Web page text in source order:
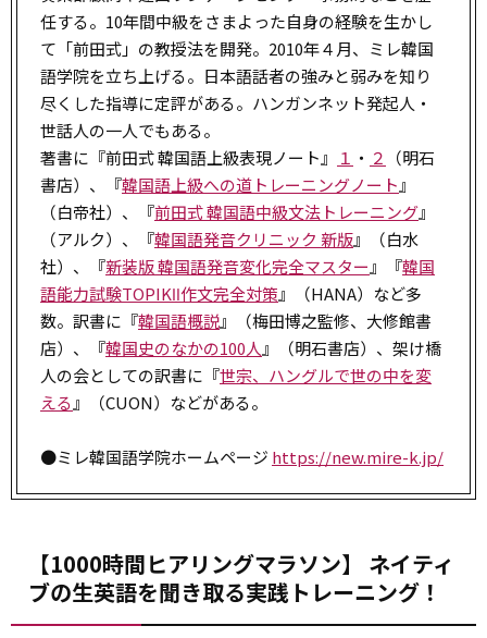
任する。10年間中級をさまよった自身の経験を生かし
て「前田式」の教授法を開発。2010年４月、ミレ韓国
語学院を立ち上げる。日本語話者の強みと弱みを知り
尽くした指導に定評がある。ハンガンネット発起人・
世話人の一人でもある。
著書に『前田式 韓国語上級表現ノート』
１ ・ ２
（明石
書店）、『韓国語上級への道トレーニングノート 』
（白帝社）、『前田式 韓国語中級文法トレーニング』
（アルク）、『韓国語発音クリニック 新版』（白水
社）、『新装版 韓国語発音変化完全マスター 』『韓国
語能力試験TOPIKⅡ作文完全対策』（HANA）など多
数。訳書に『韓国語概説』（梅田博之監修、大修館書
店）、『韓国史のなかの100人 』（明石書店）、架け橋
人の会としての訳書に『世宗、ハングルで世の中を変
える 』（CUON）などがある。
●ミレ韓国語学院ホームページ https://new.mire-k.jp/
【1000時間ヒアリングマラソン】 ネイティ
ブの生英語を聞き取る実践トレーニング！